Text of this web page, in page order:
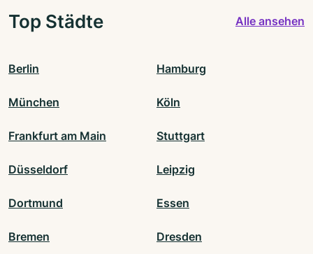
Top Städte Alle ansehen
Berlin Hamburg
München Köln
Frankfurt am Main Stuttgart
Düsseldorf Leipzig
Dortmund Essen
Bremen Dresden